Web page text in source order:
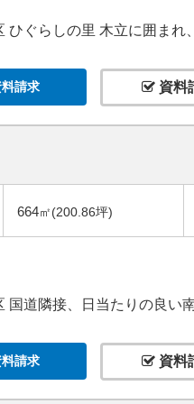
ひぐらしの里 木立に囲ま
請求 資料
664㎡(200.86坪)
国道隣接、日当たりの良い
請求 資料